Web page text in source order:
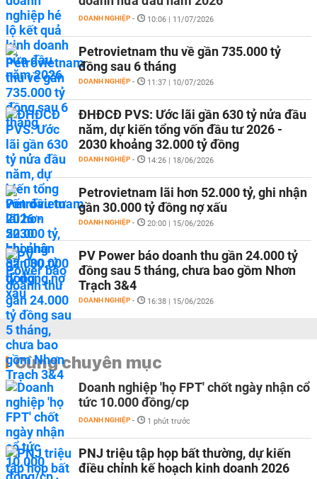
DOANH NGHIỆP - 10:06 | 11/07/2026
Petrovietnam thu về gần 735.000 tỷ
đồng sau 6 tháng
DOANH NGHIỆP - 11:37 | 10/07/2026
ĐHĐCĐ PVS: Ước lãi gần 630 tỷ nửa đầu
năm, dự kiến tổng vốn đầu tư 2026 -
2030 khoảng 32.000 tỷ đồng
DOANH NGHIỆP - 14:26 | 18/06/2026
Petrovietnam lãi hơn 52.000 tỷ, ghi nhận
gần 30.000 tỷ đồng nợ xấu
DOANH NGHIỆP - 20:00 | 15/06/2026
PV Power báo doanh thu gần 24.000 tỷ
đồng sau 5 tháng, chưa bao gồm Nhơn
Trạch 3&4
DOANH NGHIỆP - 16:38 | 15/06/2026
Cùng chuyên mục
Doanh nghiệp 'họ FPT' chốt ngày nhận cổ
tức 10.000 đồng/cp
DOANH NGHIỆP - 1 phút trước
PNJ triệu tập họp bất thường, dự kiến
điều chỉnh kế hoạch kinh doanh 2026